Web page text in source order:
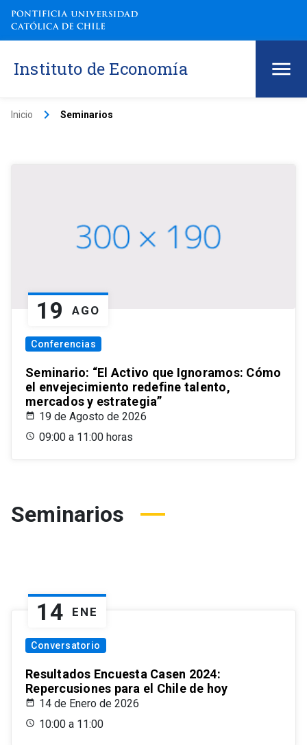
Instituto de Economía
Inicio keyboard_arrow_right Seminarios
19 AGO
Conferencias
Seminario: “El Activo que Ignoramos: Cómo
el envejecimiento redefine talento,
mercados y estrategia”
19 de Agosto de 2026
09:00 a 11:00 horas
Seminarios
14 ENE
Conversatorio
Resultados Encuesta Casen 2024:
Repercusiones para el Chile de hoy
14 de Enero de 2026
10:00 a 11:00